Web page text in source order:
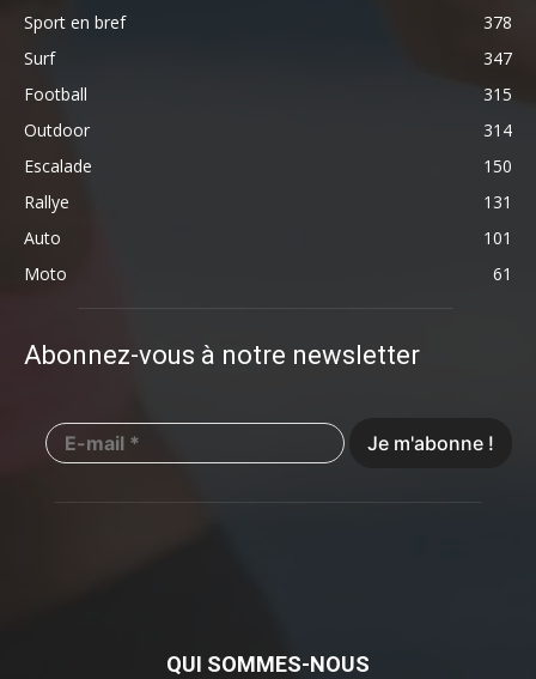
Sport en bref
378
Surf
347
Football
315
Outdoor
314
Escalade
150
Rallye
131
Auto
101
Moto
61
Abonnez-vous à notre newsletter
QUI SOMMES-NOUS